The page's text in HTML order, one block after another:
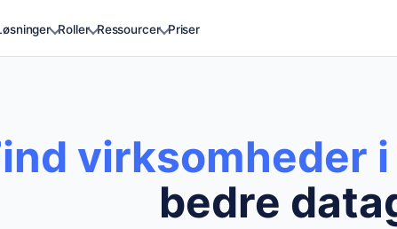
Roller Ressourcer Priser
virksomheder
bedre